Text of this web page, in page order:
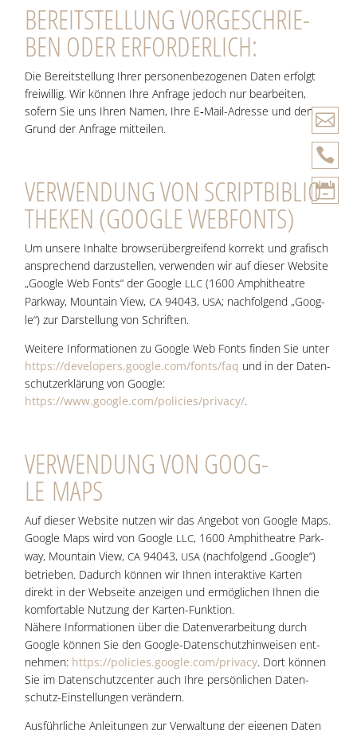
BEREIT­STEL­LUNG VOR­GE­SCHRIE­
BEN ODER ERFORDERLICH:
Die Bereit­stel­lung Ihrer per­so­nen­be­zo­ge­nen Daten erfolgt
frei­wil­lig. Wir kön­nen Ihre Anfra­ge jedoch nur bear­bei­ten,
sofern Sie uns Ihren Namen, Ihre E‑Mail-Adres­se und den
Grund der Anfra­ge mitteilen.
VER­WEN­DUNG VON SCRIPT­BI­BLIO­
THE­KEN (GOOG­LE WEBFONTS)
Um unse­re Inhal­te brow­se­r­ü­ber­grei­fend kor­rekt und gra­fisch
anspre­chend dar­zu­stel­len, ver­wen­den wir auf die­ser Web­site
„Goog­le Web Fonts“ der Goog­le LLC (1600 Amphi­theat­re
Park­way, Moun­tain View,CA 94043, USA; nach­fol­gend „Goog­
le“) zur Dar­stel­lung von Schriften.
Wei­te­re Infor­ma­tio­nen zu Goog­le Web Fonts fin­den Sie unter
https://developers.google.com/fonts/faq und in der Daten­
schutz­er­klä­rung von Goog­le:
https://www.google.com/policies/privacy/.
VER­WEN­DUNG VON GOOG­
LE MAPS
Auf die­ser Web­site nut­zen wir das Ange­bot von Goog­le Maps.
Goog­le Maps wird von Goog­le LLC, 1600 Amphi­theat­re Park­
way, Moun­tain View,CA 94043, USA (nach­fol­gend „Goog­le“)
betrie­ben. Dadurch kön­nen wir Ihnen inter­ak­ti­ve Kar­ten
direkt in der Web­sei­te anzei­gen und ermög­li­chen Ihnen die
kom­for­ta­ble Nut­zung der Kar­ten-Funk­ti­on.
Nähe­re Infor­ma­tio­nen über die Daten­ver­ar­bei­tung durch
Goog­le kön­nen Sie den Goog­le-Daten­schutz­hin­wei­sen ent­
neh­men: https://policies.google.com/privacy. Dort kön­nen
Sie im Daten­schutz­cen­ter auch Ihre per­sön­li­chen Daten­
schutz-Ein­stel­lun­gen verändern.
Aus­führ­li­che Anlei­tun­gen zur Ver­wal­tung der eige­nen Daten


